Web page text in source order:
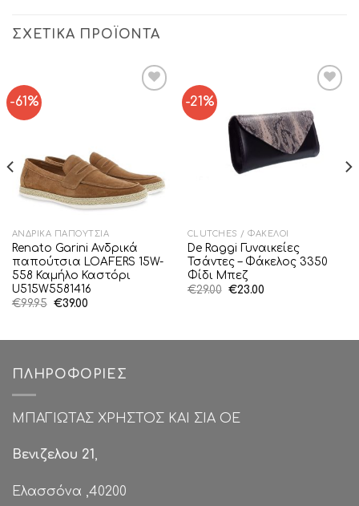
ΣΧΕΤΙΚΆ ΠΡΟΪΌΝΤΑ
-61%
ΑΝΔΡΙΚΆ ΠΑΠΟΎΤΣΙΑ
Renato Garini Ανδρικά
παπούτσια LOAFERS 15W-
558 Καμήλο Καστόρι
U515W5581416
€99.95 Original
€39.00Η
-21%
Wishlist
CLUTCHES / ΦΆΚΕΛΟΙ
De Raggi Γυναικείες
Τσάντες – Φάκελος 3350
Φίδι Μπεζ
€29.00 Original
€23.00Η
ΠΛΗΡΟΦΟΡΊΕΣ
ΜΠΑΓΙΩΤΑΣ ΧΡΗΣΤΟΣ ΚΑΙ ΣΙΑ ΟΕ
Βενιζελου 21,
Ελασσόνα ,40200